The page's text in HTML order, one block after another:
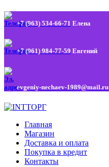
+7 (963) 534-66-71 Елена
+7 (961) 984-77-59 Евгений
evgeniy-nechaev-1989@mail.ru
Главная
Магазин
Доставка и оплата
Покупка в кредит
Контакты